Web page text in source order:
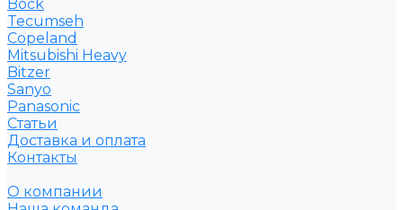
Bock
Tecumseh
Copeland
Mitsubishi Heavy
Bitzer
Sanyo
Рanasonic
Статьи
Доставка и оплата
Контакты
О компании